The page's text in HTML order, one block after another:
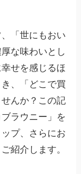
「世にもおい
な味わいとし
せを感じるほ
、「どこで買
んか？この記
ラウニー」を
プ、さらにお
紹介します。